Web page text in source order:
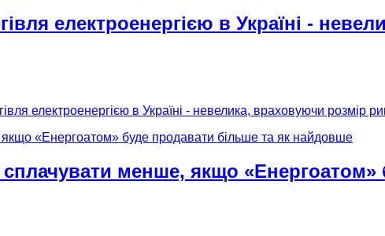
електроенергією в Україні -
електроенергією в Україні - невелика, враховуючи розмір
менше, якщо «Енергоатом»